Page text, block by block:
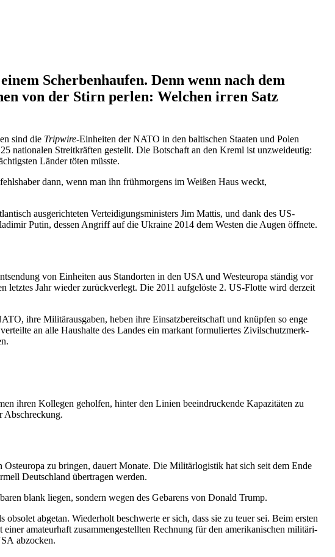
Scher­ben­haufen. Denn wenn nach dem
von der Stirn perlen: Welchen irren Satz
sind die Tripwire-Einheiten der NATO in den balti­schen Staaten und Polen
natio­nalen Streit­kräften gestellt. Die Botschaft an den Kreml ist unzwei­deutig:
Länder töten müsste.
dann, wenn man ihn frühmorgens im Weißen Haus weckt,
ausge­rich­teten Vertei­di­gungs­mi­nisters Jim Mattis, und dank des US-
Putin, dessen Angriff auf die Ukraine 2014 dem Westen die Augen öffnete.
von Einheiten aus Stand­orten in den USA und Westeuropa ständig vor
letztes Jahr wieder zurück­verlegt. Die 2011 aufge­löste 2. US-Flotte wird derzeit
ihre Militär­aus­gaben, heben ihre Einsatz­be­reit­schaft und knüpfen so enge
an alle Haushalte des Landes ein markant formu­liertes Zivil­schutz­merk­
ihren Kollegen geholfen, hinter den Linien beein­dru­ckende Kapazi­täten zu
Abschreckung.
zu bringen, dauert Monate. Die Militär­lo­gistik hat sich seit dem Ende
Deutschland übertragen werden.
blank liegen, sondern wegen des Gebarens von Donald Trump.
abgetan. Wiederholt beschwerte er sich, dass sie zu teuer sei. Beim ersten
amateurhaft zusam­men­ge­stellten Rechnung für den ameri­ka­ni­schen militä­ri­
abzocken.